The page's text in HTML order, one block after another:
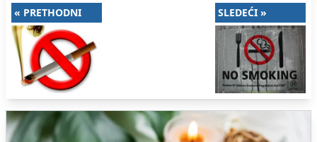
« PRETHODNI SLEDEĆI »